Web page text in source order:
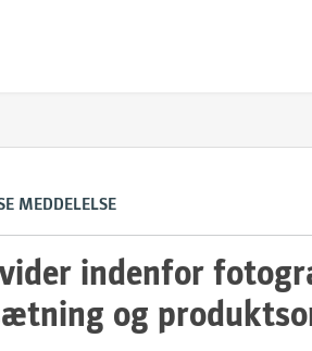
MEDDELELSE
indenfor
og